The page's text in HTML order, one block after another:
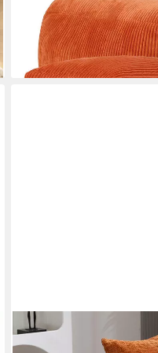
lieferbar - in 3-4 Werktagen
+3
LVHOM
Sitzsack 108x108x52cm